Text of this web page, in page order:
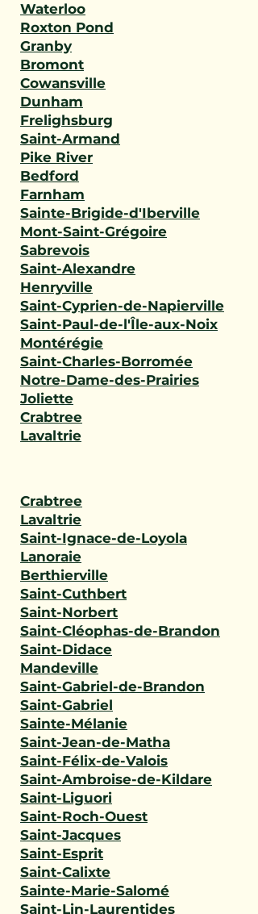
Waterloo
Roxton Pond
Granby
Bromont
Cowansville
Dunham
Frelighsburg
Saint-Armand
Pike River
Bedford
Farnham
Sainte-Brigide-d'Iberville
Mont-Saint-Grégoire
Sabrevois
Saint-Alexandre
Henryville
Saint-Cyprien-de-Napierville
Saint-Paul-de-l'Île-aux-Noix
Montérégie
Saint-Charles-Borromée
Notre-Dame-des-Prairies
Joliette
Crabtree
Lavaltrie
Crabtree
Lavaltrie
Saint-Ignace-de-Loyola
Lanoraie
Berthierville
Saint-Cuthbert
Saint-Norbert
Saint-Cléophas-de-Brandon
Saint-Didace
Mandeville
Saint-Gabriel-de-Brandon
Saint-Gabriel
Sainte-Mélanie
Saint-Jean-de-Matha
Saint-Félix-de-Valois
Saint-Ambroise-de-Kildare
Saint-Liguori
Saint-Roch-Ouest
Saint-Jacques
Saint-Esprit
Saint-Calixte
Sainte-Marie-Salomé
Saint-Lin-Laurentides